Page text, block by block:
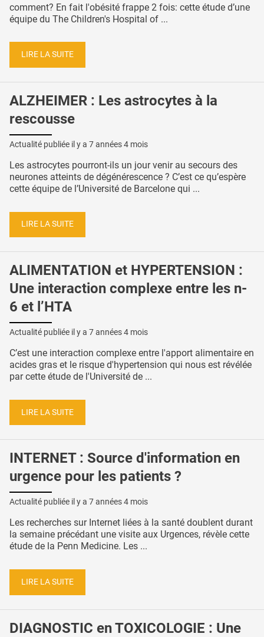
comment? En fait l'obésité frappe 2 fois: cette étude d’une
équipe du The Children's Hospital of ...
LIRE LA SUITE
ALZHEIMER : Les astrocytes à la
rescousse
Actualité publiée il y a 7 années 4 mois
Les astrocytes pourront-ils un jour venir au secours des
neurones atteints de dégénérescence ? C’est ce qu’espère
cette équipe de l’Université de Barcelone qui ...
LIRE LA SUITE
ALIMENTATION et HYPERTENSION :
Une interaction complexe entre les n-
6 et l’HTA
Actualité publiée il y a 7 années 4 mois
C’est une interaction complexe entre l'apport alimentaire en
acides gras et le risque d'hypertension qui nous est révélée
par cette étude de l'Université de ...
LIRE LA SUITE
INTERNET : Source d'information en
urgence pour les patients ?
Actualité publiée il y a 7 années 4 mois
Les recherches sur Internet liées à la santé doublent durant
la semaine précédant une visite aux Urgences, révèle cette
étude de la Penn Medicine. Les ...
LIRE LA SUITE
DIAGNOSTIC en TOXICOLOGIE : Une